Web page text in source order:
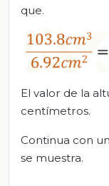
que.
El valor de la
centímetros.
Continua con
se muestra.